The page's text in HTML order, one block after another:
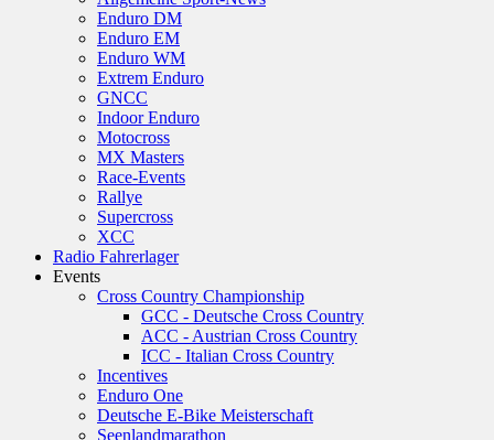
Enduro DM
Enduro EM
Enduro WM
Extrem Enduro
GNCC
Indoor Enduro
Motocross
MX Masters
Race-Events
Rallye
Supercross
XCC
Radio Fahrerlager
Events
Cross Country Championship
GCC - Deutsche Cross Country
ACC - Austrian Cross Country
ICC - Italian Cross Country
Incentives
Enduro One
Deutsche E-Bike Meisterschaft
Seenlandmarathon